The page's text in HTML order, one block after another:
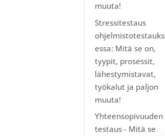
muuta!
Stressitestaus
ohjelmistotestauks
essa: Mitä se on,
tyypit, prosessit,
lähestymistavat,
työkalut ja paljon
muuta!
Yhteensopivuuden
testaus - Mitä se